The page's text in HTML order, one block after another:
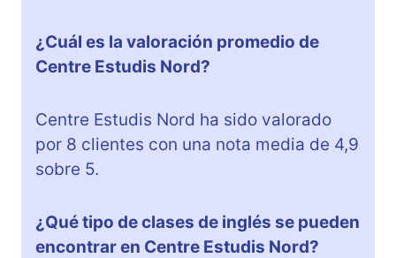
¿Cuál es la valoración promedio de
Centre Estudis Nord?
Centre Estudis Nord ha sido valorado
por 8 clientes con una nota media de 4,9
sobre 5.
¿Qué tipo de clases de inglés se pueden
encontrar en Centre Estudis Nord?